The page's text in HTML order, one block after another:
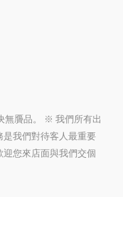
無贗品。 ※ 我們所有出
我們對待客人最重要
您來店面與我們交個